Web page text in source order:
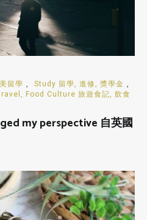
留學 , Study 留學, 進修, 獎學金 ,
Food Culture 旅遊食記, 飲食
my perspective 自英國